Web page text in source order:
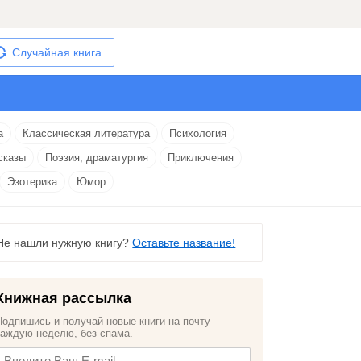
Случайная книга
Классическая литература
Психология
Поэзия, драматургия
Приключения
Эзотерика Юмор
нашли нужную книгу?Оставьте название!
рассылка
и получай новые книги на почту
неделю, без спама.